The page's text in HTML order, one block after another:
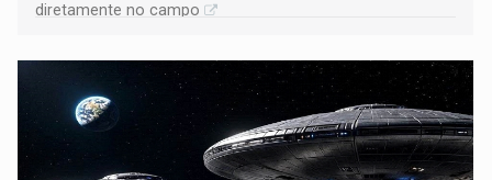
diretamente no campo